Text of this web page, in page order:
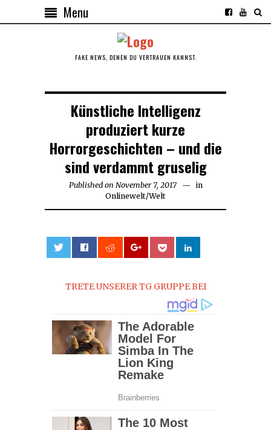
Menu
FAKE NEWS, DENEN DU VERTRAUEN KANNST.
Künstliche Intelligenz
produziert kurze
Horrorgeschichten – und die
sind verdammt gruselig
Published on November 7, 2017November
in
Onlinewelt/Welt
TRETE UNSERER TG GRUPPE BEI